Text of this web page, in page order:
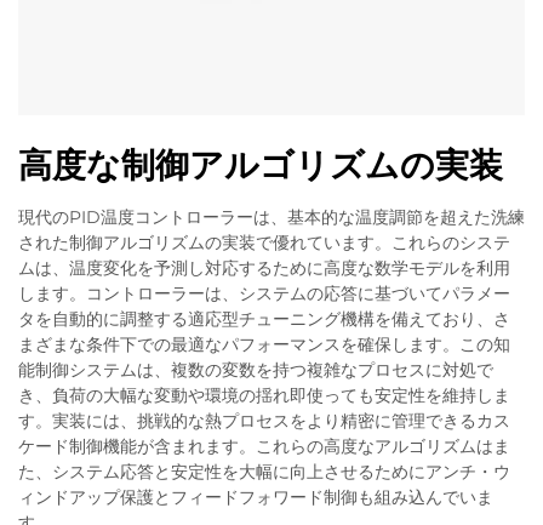
高度な制御アルゴリズムの実装
現代のPID温度コントローラーは、基本的な温度調節を超えた洗練
された制御アルゴリズムの実装で優れています。これらのシステ
ムは、温度変化を予測し対応するために高度な数学モデルを利用
します。コントローラーは、システムの応答に基づいてパラメー
タを自動的に調整する適応型チューニング機構を備えており、さ
まざまな条件下での最適なパフォーマンスを確保します。この知
能制御システムは、複数の変数を持つ複雑なプロセスに対処で
き、負荷の大幅な変動や環境の揺れ即使っても安定性を維持しま
す。実装には、挑戦的な熱プロセスをより精密に管理できるカス
ケード制御機能が含まれます。これらの高度なアルゴリズムはま
た、システム応答と安定性を大幅に向上させるためにアンチ・ウ
ィンドアップ保護とフィードフォワード制御も組み込んでいま